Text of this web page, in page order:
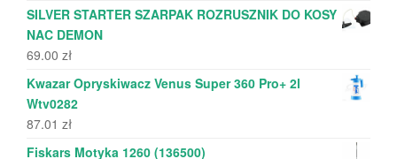
SILVER STARTER SZARPAK ROZRUSZNIK DO KOSY
NAC DEMON
69.00 zł
Kwazar Opryskiwacz Venus Super 360 Pro+ 2l
Wtv0282
87.01 zł
Fiskars Motyka 1260 (136500)